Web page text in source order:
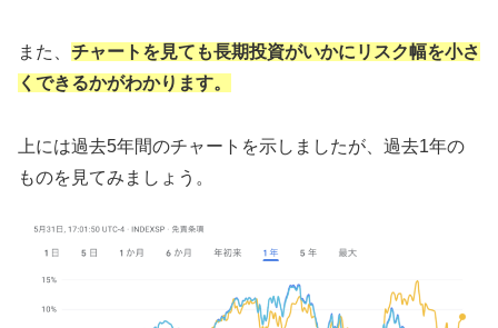
また、 チャートを見ても長期投資がいかにリスク幅を小さ
くできるかがわかります。
上には過去5年間のチャートを示しましたが、過去1年の
ものを見てみましょう。